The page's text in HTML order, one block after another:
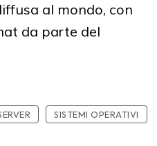
al mondo, con
da parte del
SISTEMI OPERATIVI